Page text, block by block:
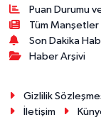
Puan Durumu
Tüm Manşetler
Son Dakika
Haber Arşivi
Gizlilik
İletişim